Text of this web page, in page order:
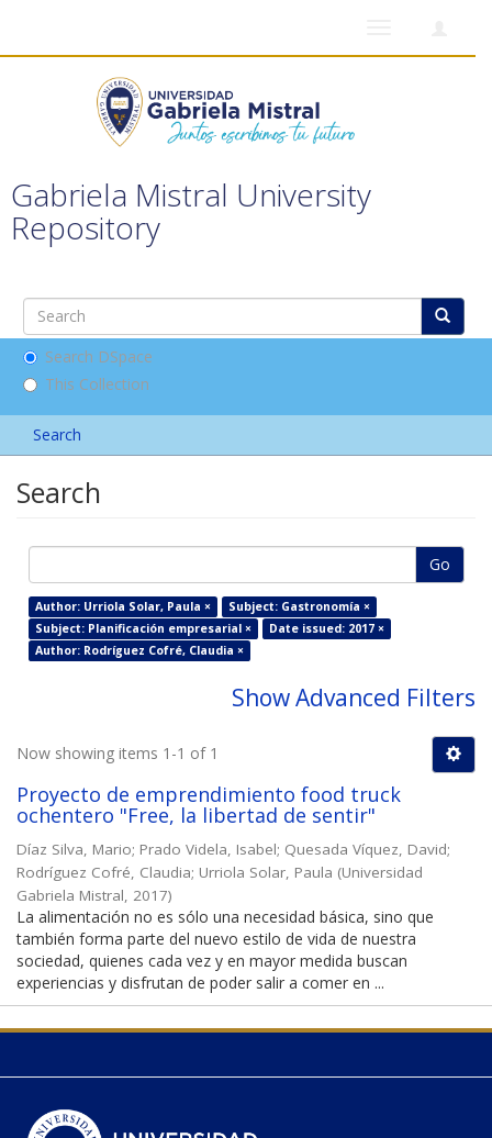
Gabriela Mistral University
Repository
Search DSpace
This Collection
Search
Search
Go
Author: Urriola Solar, Paula ×
Subject: Gastronomía ×
Subject: Planificación empresarial ×
Date issued: 2017 ×
Author: Rodríguez Cofré, Claudia ×
Show Advanced Filters
Now showing items 1-1 of 1
Proyecto de emprendimiento food truck
ochentero "Free, la libertad de sentir"
Díaz Silva, Mario; Prado Videla, Isabel; Quesada Víquez, David;
Rodríguez Cofré, Claudia; Urriola Solar, Paula (Universidad
Gabriela Mistral, 2017)
La alimentación no es sólo una necesidad básica, sino que
también forma parte del nuevo estilo de vida de nuestra
sociedad, quienes cada vez y en mayor medida buscan
experiencias y disfrutan de poder salir a comer en ...